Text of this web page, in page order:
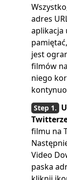
adres
aplikacja
jest
filmów
niego
filmu na
Video
paska